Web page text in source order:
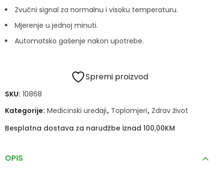
Zvučni signal za normalnu i visoku temperaturu.
Mjerenje u jednoj minuti.
Automatsko gašenje nakon upotrebe.
Spremi proizvod
SKU: 10868
Kategorije: Medicinski uređaji, Toplomjeri, Zdrav život
Besplatna dostava za narudžbe iznad 100,00KM
OPIS